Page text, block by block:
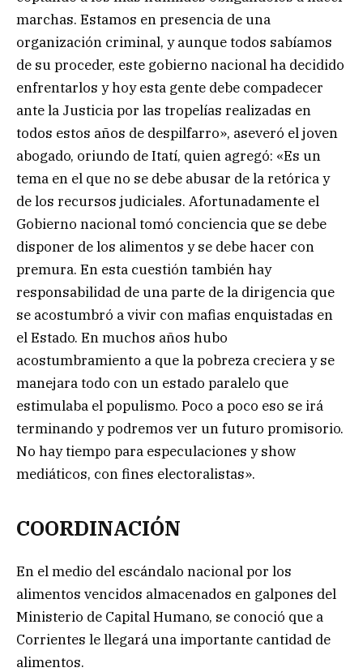
marchas. Estamos en presencia de una
organización criminal, y aunque todos sabíamos
de su proceder, este gobierno nacional ha decidido
enfrentarlos y hoy esta gente debe compadecer
ante la Justicia por las tropelías realizadas en
todos estos años de despilfarro», aseveró el joven
abogado, oriundo de Itatí, quien agregó: «Es un
tema en el que no se debe abusar de la retórica y
de los recursos judiciales. Afortunadamente el
Gobierno nacional tomó conciencia que se debe
disponer de los alimentos y se debe hacer con
premura. En esta cuestión también hay
responsabilidad de una parte de la dirigencia que
se acostumbró a vivir con mafias enquistadas en
el Estado. En muchos años hubo
acostumbramiento a que la pobreza creciera y se
manejara todo con un estado paralelo que
estimulaba el populismo. Poco a poco eso se irá
terminando y podremos ver un futuro promisorio.
No hay tiempo para especulaciones y show
mediáticos, con fines electoralistas».
COORDINACIÓN
En el medio del escándalo nacional por los
alimentos vencidos almacenados en galpones del
Ministerio de Capital Humano, se conoció que a
Corrientes le llegará una importante cantidad de
alimentos.